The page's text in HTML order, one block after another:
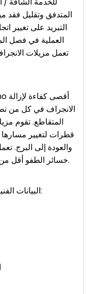
المتدفق وتقليل فقد
التبريد على تغيير
العملية في فصل
تعمل مزيلات
الانجراف في كل من
المتقاطع. تقوم
قطرات لتغيير
والعودة إلى البرج.
خسائر الطفو أقل من 0.001٪ من معدل إعادة تدفق المياه.
البيانات: